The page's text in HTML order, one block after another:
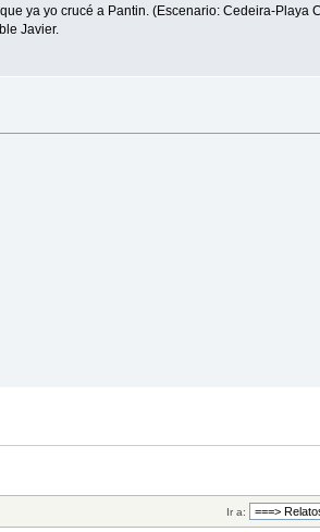
ya yo crucé a Pantin. (Escenario: Cedeira-Playa
Javier.
Ir a: